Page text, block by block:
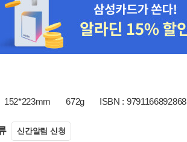
152*223mm 672g ISBN : 9791166892868
신간알림 신청